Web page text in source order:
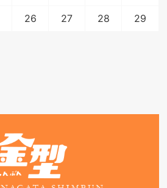
26 27 28 29